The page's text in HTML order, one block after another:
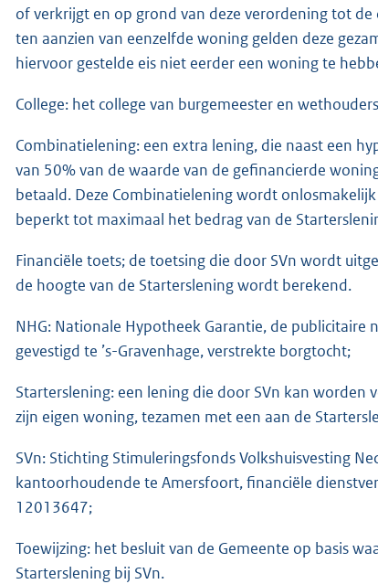
of verkrijgt en op grond van deze verordening tot
ten aanzien van eenzelfde woning gelden deze
hiervoor gestelde eis niet eerder een woning te
College: het college van burgemeester en
Combinatielening: een extra lening, die naast een
van 50% van de waarde van de gefinancierde
betaald. Deze Combinatielening wordt
beperkt tot maximaal het bedrag van de
Financiële toets; de toetsing die door SVn wordt
de hoogte van de Starterslening wordt berekend.
NHG: Nationale Hypotheek Garantie, de
gevestigd te ’s-Gravenhage, verstrekte borgtocht;
Starterslening: een lening die door SVn kan worden
zijn eigen woning, tezamen met een aan de
SVn: Stichting Stimuleringsfonds Volkshuisvesting
kantoorhoudende te Amersfoort, financiële
12013647;
Toewijzing: het besluit van de Gemeente op basis
Starterslening bij SVn.